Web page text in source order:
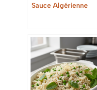
Sauce Algérienne